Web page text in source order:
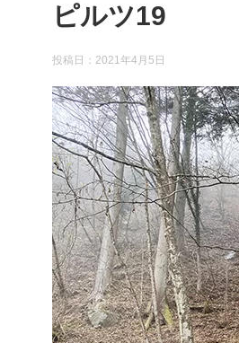
ピルツ19
投稿日： 2021年4月5日